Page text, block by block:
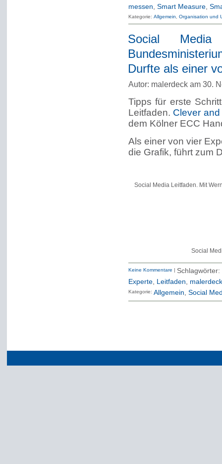
messen, Smart Measure,
Kategorie: Allgemein Organisation und
Social
Durfte als einer
Autor: malerdeck am 30.
Tipps für erste
Leitfaden. Clever
dem Kölner ECC
Als einer von vier
die Grafik, führt zum
Social Media Leitfaden. Mit
Social
Keine Kommentare |
Experte, Leitfaden, malerdeck
Kategorie: Allgemein Social